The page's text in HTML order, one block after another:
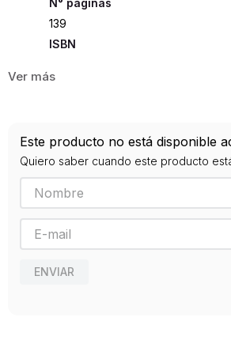
139
ISBN
Editorial
2016
Este producto no está disponible
Quiero saber cuando este producto
ENVIAR